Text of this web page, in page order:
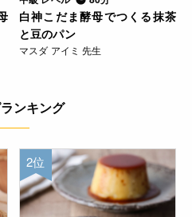
白神こだま酵母でつくる抹茶
と豆のパン
マスダ アイミ 先生
ンキング
2位